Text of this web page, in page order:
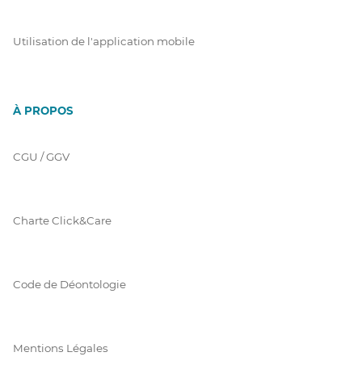
Utilisation de l'application mobile
À PROPOS
CGU / GGV
Charte Click&Care
Code de Déontologie
Mentions Légales